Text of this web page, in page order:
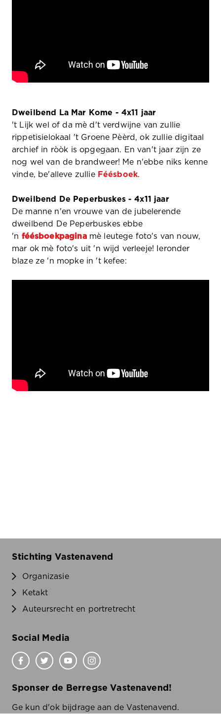
Dweilbend La Mar Kome - 4x11 jaar
't Lijk wel of da mè d't verdwijne van zullie
rippetisielokaal 't Groene Pèèrd, ok zullie digitaal
archief in ròòk is opgegaan. En van't jaar zijn ze
nog wel van de brandweer! Me n'ebbe niks kenne
vinde, be'alleve zullie Féésboek.
Dweilbend De Peperbuskes - 4x11 jaar
De manne n'en vrouwe van de jubelerende
dweilbend De Peperbuskes ebbe
'n féésboekpagina mè leutege foto's van nouw,
mar ok mè foto's uit 'n wijd verleeje! Ieronder
blaze ze 'n mopke in 't kefee:
Stichting Vastenavend
Organizasie
Ketakt
Auteursrecht en portretrecht
Social Media
Sponser de Berregse Vastenavend!
Ge kun d'ok bijdrage aan de Vastenavend.